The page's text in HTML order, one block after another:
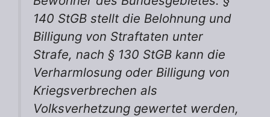
140 StGB stellt die Belohnung und
Billigung von Straftaten unter
Strafe, nach § 130 StGB kann die
Verharmlosung oder Billigung von
Kriegsverbrechen als
Volksverhetzung gewertet werden,